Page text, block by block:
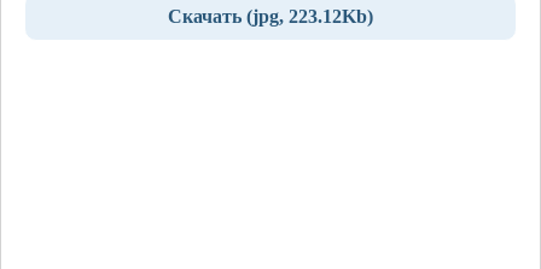
Скачать (jpg, 223.12Kb)